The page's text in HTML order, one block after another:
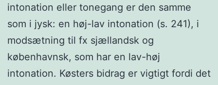
intonation eller tonegang er den samme
som i jysk: en høj-lav intonation (s. 241), i
modsætning til fx sjællandsk og
københavnsk, som har en lav-høj
intonation. Køsters bidrag er vigtigt fordi det